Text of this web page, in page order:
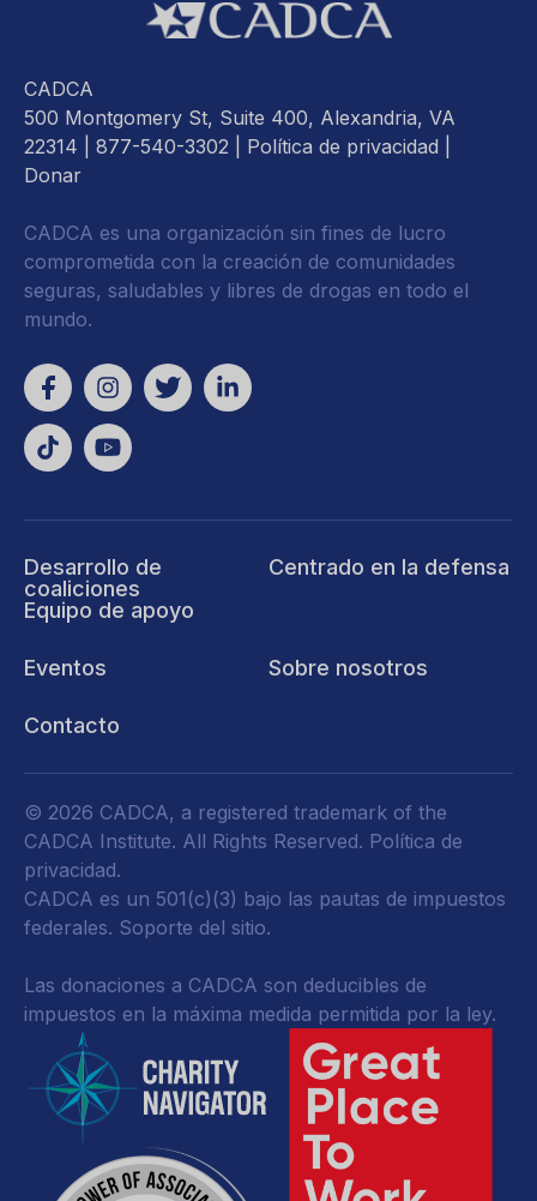
CADCA
500 Montgomery St, Suite 400, Alexandria, VA
22314 | 877-540-3302 | Política de privacidad
Donar
CADCA es una organización sin fines de lucro
comprometida con la creación de comunidades
seguras, saludables y libres de drogas en todo el
mundo.
Desarrollo de
coaliciones
Equipo de apoyo
Centrado en la defensa
Eventos Sobre nosotros
Contacto
© 2026 CADCA, a registered trademark of the
CADCA Institute. All Rights Reserved. Política de
privacidad.
CADCA es un 501(c)(3) bajo las pautas de impuestos
federales. Soporte del sitio.
Las donaciones a CADCA son deducibles de
impuestos en la máxima medida permitida por la ley.